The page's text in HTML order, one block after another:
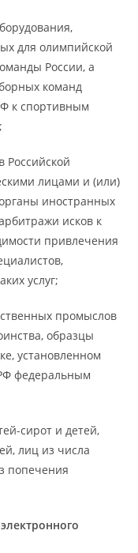
для олимпийской
России, а
команд
к спортивным
Российской
лицами и (или)
иностранных
исков к
привлечения
услуг;
промыслов
образцы
установленном
федеральным
сирот и детей,
лиц из числа
попечения